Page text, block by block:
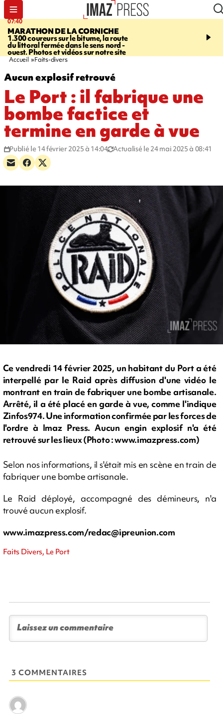
07:40
MARATHON DE LA CORNICHE
1.300 coureurs sur le bitume, la route
du littoral fermée dans le sens nord -
ouest. Photos et vidéos sur notre site
10:33
l’enfance - une
Accueil Faits-divers
Aucun explosif retrouvé
Le Port : il fabrique une
bombe factice et
termine en garde à vue
Publié le 14 février 2025 à 14:04 Actualisé le 24 mai 2025 à 08:41
Ce vendredi 14 février 2025, un habitant du Port a été
interpellé par le Raid après diffusion d'une vidéo le
montrant en train de fabriquer une bombe artisanale.
Arrêté, il a été placé en garde à vue, comme l'indique
Zinfos974. Une information confirmée par les forces de
l'ordre à Imaz Press. Aucun engin explosif n'a été
retrouvé sur les lieux (Photo : www.imazpress.com)
Selon nos informations, il s'était mis en scène en train de
fabriquer une bombe artisanale.
Le Raid déployé, accompagné des démineurs, n'a
trouvé aucun explosif.
www.imazpress.com/redac@ipreunion.com
Faits Divers, Le Port
3 COMMENTAIRES